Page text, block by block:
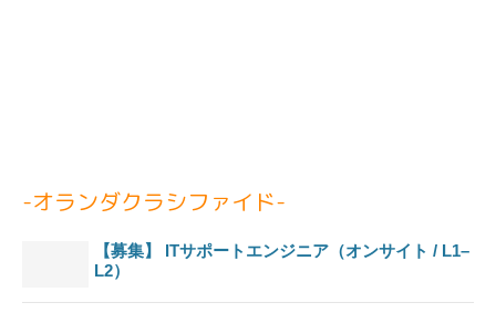
-オランダクラシファイド-
【募集】 ITサポートエンジニア（オンサイト / L1–
L2）